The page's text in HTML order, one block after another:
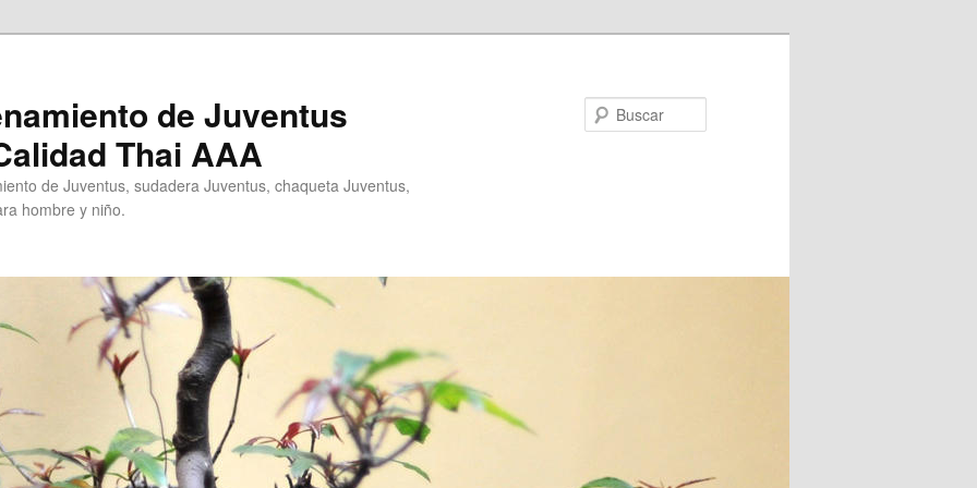
de Juventus
Thai AAA
de Juventus, sudadera Juventus, chaqueta Juventus,
hombre y niño.